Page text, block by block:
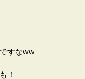
すなww
！